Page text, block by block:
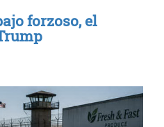
forzoso, el